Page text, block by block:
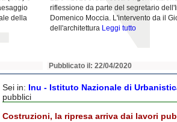
della
riflessione da parte del segretario
Domenico Moccia. L'intervento da il
dell'architettura Leggi tutto
Pubblicato il: 22/04/2020
Sei in: Inu - Istituto Nazionale di
pubblici
Costruzioni, la ripresa arriva dai lavori